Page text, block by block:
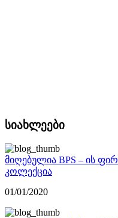
სიახლეები
მიღებულია BPS – ის
კოლექცია
01/01/2020